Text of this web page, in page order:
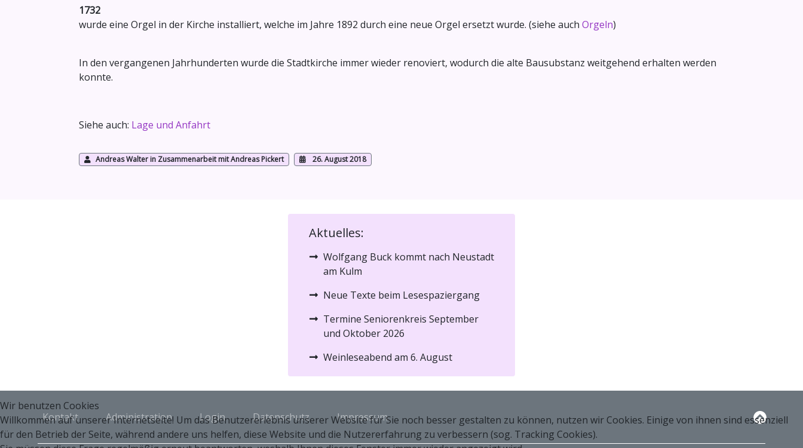
1732
wurde eine Orgel in der Kirche installiert, welche im Jahre 1892 durch eine neue Orgel ersetzt wurde. (siehe auch Orgeln)
In den vergangenen Jahrhunderten wurde die Stadtkirche immer wieder renoviert, wodurch die alte Bausubstanz weitgehend erhalten werden
konnte.
Siehe auch: Lage und Anfahrt
Andreas Walter in Zusammenarbeit mit Andreas Pickert 26. August 2018
Aktuelles:
Wolfgang Buck kommt nach Neustadt
am Kulm
Neue Texte beim Lesespaziergang
Termine Seniorenkreis September
und Oktober 2026
Weinleseabend am 6. August
Kontakt Administration Login Datenschutz Impressum
Wir benutzen Cookies
Willkommen auf unserer Internetseite! Um das Benutzererlebnis unserer Website für Sie noch besser gestalten zu können, nutzen wir Cookies. Einige von ihnen sind essenziell
für den Betrieb der Seite, während andere uns helfen, diese Website und die Nutzererfahrung zu verbessern (sog. Tracking Cookies).